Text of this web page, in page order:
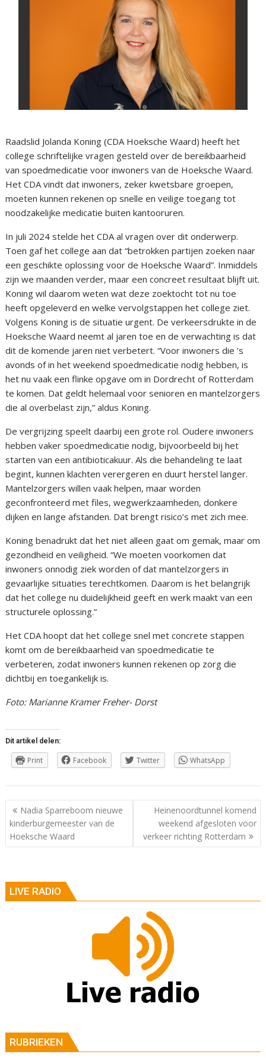
Raadslid Jolanda Koning (CDA Hoeksche Waard) heeft het
college schriftelijke vragen gesteld over de bereikbaarheid
van spoedmedicatie voor inwoners van de Hoeksche Waard.
Het CDA vindt dat inwoners, zeker kwetsbare groepen,
moeten kunnen rekenen op snelle en veilige toegang tot
noodzakelijke medicatie buiten kantooruren.
In juli 2024 stelde het CDA al vragen over dit onderwerp.
Toen gaf het college aan dat “betrokken partijen zoeken naar
een geschikte oplossing voor de Hoeksche Waard”. Inmiddels
zijn we maanden verder, maar een concreet resultaat blijft uit.
Koning wil daarom weten wat deze zoektocht tot nu toe
heeft opgeleverd en welke vervolgstappen het college ziet.
Volgens Koning is de situatie urgent. De verkeersdrukte in de
Hoeksche Waard neemt al jaren toe en de verwachting is dat
dit de komende jaren niet verbetert. “Voor inwoners die ’s
avonds of in het weekend spoedmedicatie nodig hebben, is
het nu vaak een flinke opgave om in Dordrecht of Rotterdam
te komen. Dat geldt helemaal voor senioren en mantelzorgers
die al overbelast zijn,” aldus Koning.
De vergrijzing speelt daarbij een grote rol. Oudere inwoners
hebben vaker spoedmedicatie nodig, bijvoorbeeld bij het
starten van een antibioticakuur. Als die behandeling te laat
begint, kunnen klachten verergeren en duurt herstel langer.
Mantelzorgers willen vaak helpen, maar worden
geconfronteerd met files, wegwerkzaamheden, donkere
dijken en lange afstanden. Dat brengt risico’s met zich mee.
Koning benadrukt dat het niet alleen gaat om gemak, maar om
gezondheid en veiligheid. “We moeten voorkomen dat
inwoners onnodig ziek worden of dat mantelzorgers in
gevaarlijke situaties terechtkomen. Daarom is het belangrijk
dat het college nu duidelijkheid geeft en werk maakt van een
structurele oplossing.”
Het CDA hoopt dat het college snel met concrete stappen
komt om de bereikbaarheid van spoedmedicatie te
verbeteren, zodat inwoners kunnen rekenen op zorg die
dichtbij en toegankelijk is.
Foto: Marianne Kramer Freher- Dorst
Dit artikel delen:
Print Facebook Twitter WhatsApp
Berichtnavigatie
Nadia Sparreboom nieuwe
kinderburgemeester van de
Hoeksche Waard
Heinenoordtunnel komend
weekend afgesloten voor
verkeer richting Rotterdam
LIVE RADIO
RUBRIEKEN